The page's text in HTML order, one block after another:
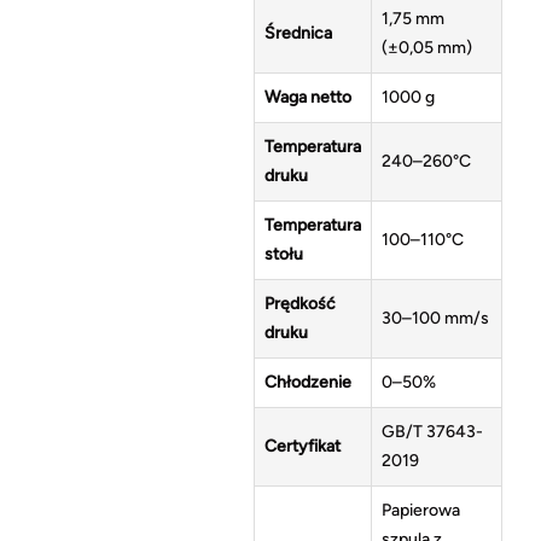
Średnica
1,75 mm
(±0,05 mm)
Waga netto 1000 g
Temperatura
druku
240–260°C
Temperatura
stołu
100–110°C
Prędkość
druku
30–100 mm/s
Chłodzenie 0–50%
Certyfikat
GB/T 37643-
2019
Papierowa